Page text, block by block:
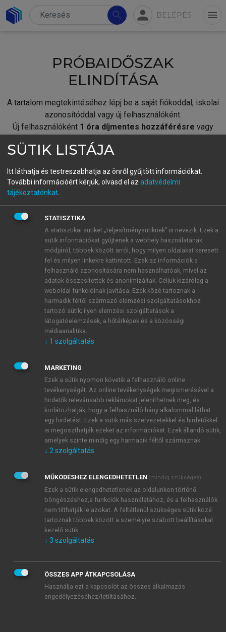
search person BELÉPÉS menu
PRÓBAIDŐSZAK
ELINDÍTÁSA
A tartalom megtekintéséhez lépj be a saját fiókoddal, iskolai
azonosítóddal vagy új felhasználóként.
Új felhasználóként 1 óra díjmentes hozzáférésre vagy
fiókoddal,vagy hozz létre új fiókot.
A regisztráció után apróbaidőszakautomatikusan
BELÉPÉS SAJÁT FIÓKKAL
ÚJ FIÓK LÉTREHOZÁSA
1 óra díjmentes hozzáférés
E-MAIL-CÍM
JELSZÓ
JELSZÓ ÚJRA
Kérek értesítést a MeRSZ újdonságairól, akcióiról.
Kérek értesítést az Akadémiai Kiadó Zrt. újdonságairól,
Adatkezelési tájékoztatóbanfoglaltakat tudomásul
veszem és elfogadom.
Általános vásárlási feltételeket, valamint a szotar.netés a
mersz.huoldalak licencszerződéseiben foglaltakat
tudomásul veszem és elfogadom.
KIPRÓBÁLOM
SÜTIK LISTÁJA
Itt láthatja és testreszabhatja az önről gyűjtött információkat.
További információért kérjük, olvasd el az adatvédelmi
tájékoztatónkat
STATISZTIKA
A statisztikai sütiket „teljesítménysütiknek” is nevezik. Ezek a
sütik információkat gyűjtenek a webhely használatának
módjáról, többek között arról, hogy milyen oldalakat keresett
fel és milyen linkekre kattintott. Ezek az információk a
felhasználó azonosítására nem használhatóak, mivel az
adatok összesítettek és anonimizáltak. Céljuk kizárólag a
weboldal funkcióinak javítása. Ezek közé tartoznak a
harmadik féltől származó elemzési szolgáltatásokhoz
tartozó sütik; ilyen elemzési szolgáltatások a
látogatóelemzések, a hőtérképek és a közösségi
médiaanalitika.
↓ 1 szolgáltatás
MARKETING
Ezek a sütik nyomon követik a felhasználó online
tevékenységét. Az online tevékenységek megismerésével a
hirdetők relevánsabb reklámokat jeleníthetnek meg, és
korlátozhatják, hogy a felhasználó hány alkalommal láthat
egy hirdetést. Ezek a sütik más szervezetekkel és hirdetőkkel
is megoszthatják ezeket az információkat. Ezek állandó sütik,
amelyek szinte mindig egy harmadik féltől származnak.
↓ 2 szolgáltatás
MŰKÖDÉSHEZ ELENGEDHETETLEN (mindig szükséges)
Ezek a sütik elengedhetetlenek az oldalunkon történő
böngészéshez,a funkciók használatához, és a felhasználók
nem tilthatják le azokat. A feltétlenül szükséges sütik közé
tartoznak többek között a személyre szabott beállításokat
kezelő sütik.
↓ 3 szolgáltatás
ÖSSZES APP ÁTKAPCSOLÁSA
Használja ezt a kapcsolót az összes alkalmazás
engedélyezéséhez/letiltásához.